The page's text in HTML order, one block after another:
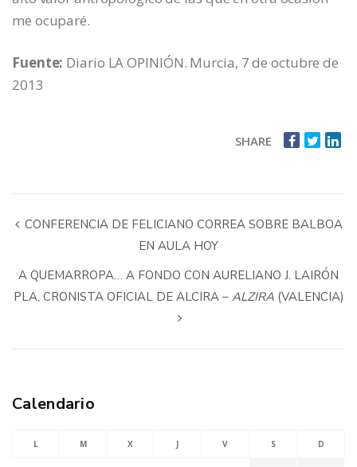
me ocuparé.
Fuente: Diario LA OPINIÓN. Murcia, 7 de octubre de
2013
SHARE
CONFERENCIA DE FELICIANO CORREA SOBRE BALBOA
EN AULA HOY
A QUEMARROPA… A FONDO CON AURELIANO J. LAIRÓN
PLA, CRONISTA OFICIAL DE ALCIRA – ALZIRA(VALENCIA)
Calendario
L M X J V S D